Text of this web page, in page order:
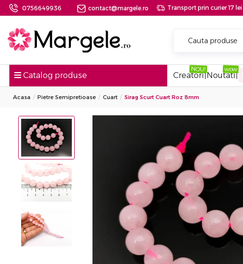
0756649936 contact@margele.ro Transport prin curier 17 lei
Catalog produse Creatori|Noutati|
Acasa Pietre Semipretioase Cuart Sirag Scurt Cuart Roz 8mm